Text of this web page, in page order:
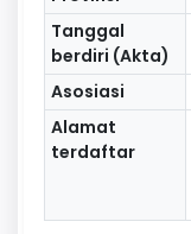
Tanggal
berdiri (Akta)
Asosiasi
Alamat
terdaftar